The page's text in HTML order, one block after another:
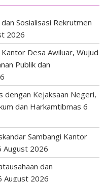
Sosialisasi Rekrutmen
2026
Desa Awiluar, Wujud
Publik dan
dengan Kejaksaan Negeri,
dan Harkamtibmas 6
Sambangi Kantor
August 2026
dan
August 2026